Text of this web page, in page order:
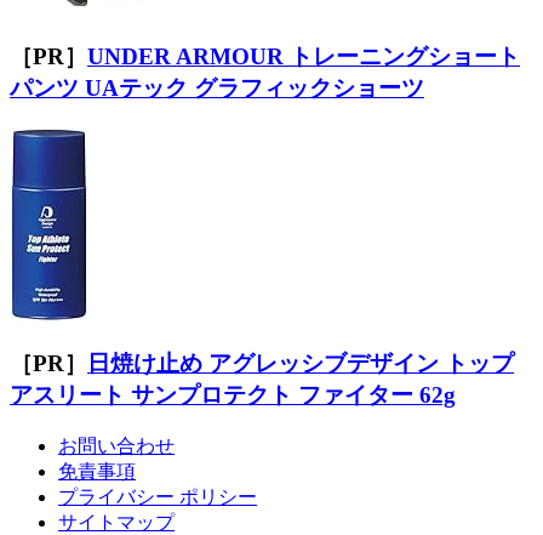
［PR］ UNDER ARMOUR トレーニングショート
パンツ UAテック グラフィックショーツ
［PR］
日焼け止め アグレッシブデザイン トップ
アスリート サンプロテクト ファイター 62g
お問い合わせ
免責事項
プライバシー ポリシー
サイトマップ